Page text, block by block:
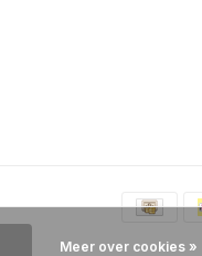
Meer over cookies »